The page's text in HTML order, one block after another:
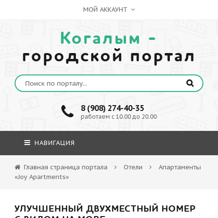
МОЙ АККАУНТ
Когалым -
городской портал
8 (908) 274-40-35
работаем с 10.00 до 20.00
НАВИГАЦИЯ
Главная страница портала Отели
Апартаменты
«Joy Apartments»
УЛУЧШЕННЫЙ ДВУХМЕСТНЫЙ НОМЕР